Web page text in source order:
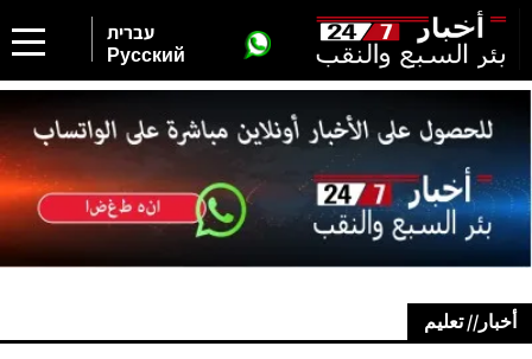
עברית
Русский
أخبار// تعليم